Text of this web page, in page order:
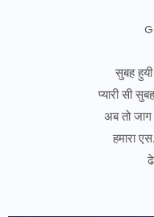
सुबह
प्यारी सी
अब तो
हमारा